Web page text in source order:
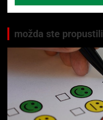
možda ste propustili